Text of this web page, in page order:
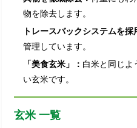
物を除去します。
トレースバックシステムを採
管理しています。
「美食玄米」： 白米と同じよ
い玄米です。
玄米 一覧